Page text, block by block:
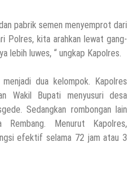
pabrik semen menyemprot dari
Polres, kita arahkan lewat gang-
lebih luwes, “ ungkap Kapolres.
dua kelompok. Kapolres
Wakil Bupati menyusuri desa
Sedangkan rombongan lain
Menurut Kapolres,
efektif selama 72 jam atau 3